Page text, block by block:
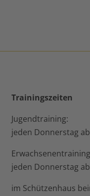
Trainingszeiten
Jugendtraining:
jeden Donnerstag
jeden Donnerstag
im Schützenhaus